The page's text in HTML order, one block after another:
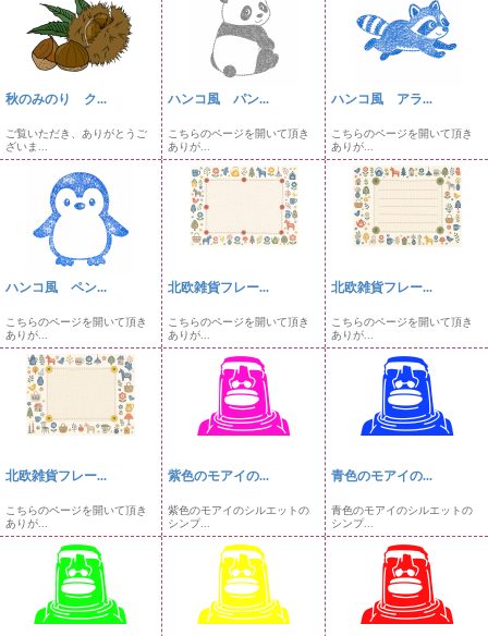
秋のみのり ク...
ご覧いただき、ありがとうご
ざいま...
ハンコ風 パン...
こちらのページを開いて頂き
ありが...
ハンコ風 アラ...
こちらのページを開いて頂き
ありが...
ハンコ風 ペン...
こちらのページを開いて頂き
ありが...
北欧雑貨フレー...
こちらのページを開いて頂き
ありが...
北欧雑貨フレー...
こちらのページを開いて頂き
ありが...
北欧雑貨フレー...
こちらのページを開いて頂き
ありが...
紫色のモアイの...
紫色のモアイのシルエットの
シンプ...
青色のモアイの...
青色のモアイのシルエットの
シンプ...